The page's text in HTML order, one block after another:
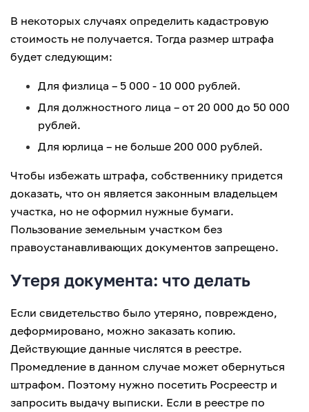
В некоторых случаях определить кадастровую
стоимость не получается. Тогда размер штрафа
будет следующим:
Для физлица – 5 000 - 10 000 рублей.
Для должностного лица – от 20 000 до 50 000
рублей.
Для юрлица – не больше 200 000 рублей.
Чтобы избежать штрафа, собственнику придется
доказать, что он является законным владельцем
участка, но не оформил нужные бумаги.
Пользование земельным участком без
правоустанавливающих документов запрещено.
Утеря документа: что делать
Если свидетельство было утеряно, повреждено,
деформировано, можно заказать копию.
Действующие данные числятся в реестре.
Промедление в данном случае может обернуться
штрафом. Поэтому нужно посетить Росреестр и
запросить выдачу выписки. Если в реестре по